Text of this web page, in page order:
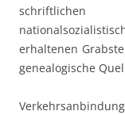
erhaltenen
genealogische